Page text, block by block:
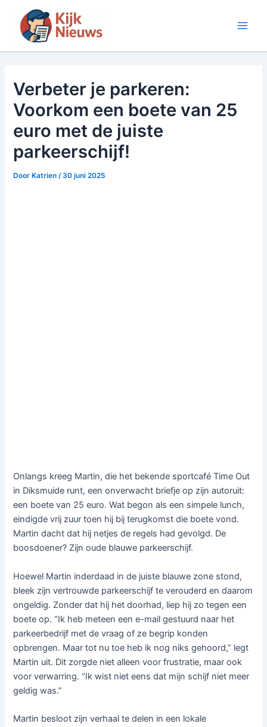
inhoud
Verbeter je parkeren:
Voorkom een boete van 25
euro met de juiste
parkeerschijf!
Door Katrien/30 juni 2025
Onlangs kreeg Martin, die het bekende sportcafé Time Out
in Diksmuide runt, een onverwacht briefje op zijn autoruit:
een boete van 25 euro. Wat begon als een simpele lunch,
eindigde vrij zuur toen hij bij terugkomst die boete vond.
Martin dacht dat hij netjes de regels had gevolgd. De
boosdoener? Zijn oude blauwe parkeerschijf.
Hoewel Martin inderdaad in de juiste blauwe zone stond,
bleek zijn vertrouwde parkeerschijf te verouderd en daarom
ongeldig. Zonder dat hij het doorhad, liep hij zo tegen een
boete op. “Ik heb meteen een e-mail gestuurd naar het
parkeerbedrijf met de vraag of ze begrip konden
opbrengen. Maar tot nu toe heb ik nog niks gehoord,” legt
Martin uit. Dit zorgde niet alleen voor frustratie, maar ook
voor verwarring. “Ik wist niet eens dat mijn schijf niet meer
geldig was.”
Martin besloot zijn verhaal te delen in een lokale